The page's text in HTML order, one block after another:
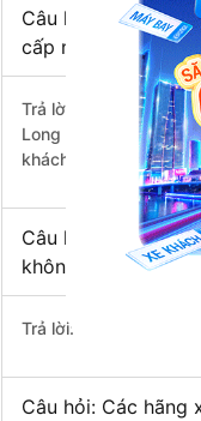
Câu hỏi: Review
cấp nhất?
Trả lời: Những hãng
Long (Hoàng Kiên) đi
khách hàng).
Câu hỏi: Có loại
không?
Trả lời: Hiện tại chưa
Câu hỏi: Các hãng